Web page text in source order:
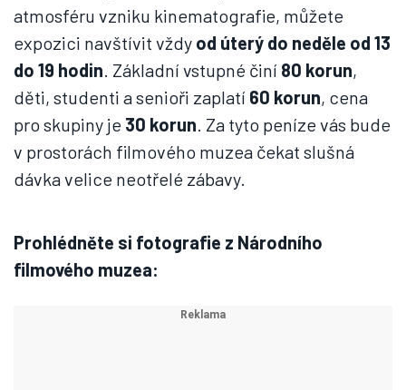
atmosféru vzniku kinematografie, můžete
expozici navštívit vždy od úterý do neděle od 13
do 19 hodin. Základní vstupné činí 80 korun,
děti, studenti a senioři zaplatí 60 korun, cena
pro skupiny je 30 korun. Za tyto peníze vás bude
v prostorách filmového muzea čekat slušná
dávka velice neotřelé zábavy.
Prohlédněte si fotografie z Národního
filmového muzea: